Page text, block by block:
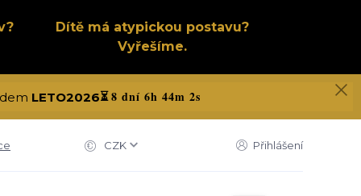
Dítě má atypickou postavu?
Vyřešíme.
LETO2026⏳8 dní 6h 44m 1s
CZK Přihlášení